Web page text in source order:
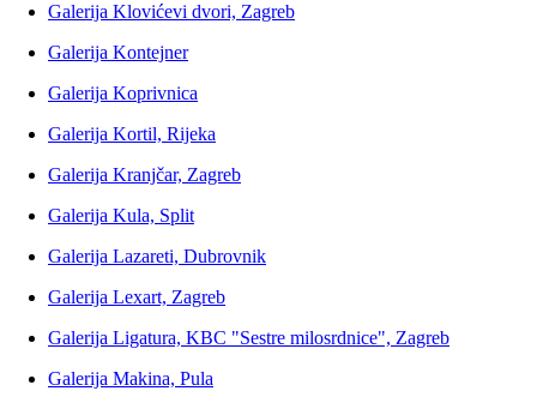
Galerija Klovićevi dvori, Zagreb
Galerija Kontejner
Galerija Koprivnica
Galerija Kortil, Rijeka
Galerija Kranjčar, Zagreb
Galerija Kula, Split
Galerija Lazareti, Dubrovnik
Galerija Lexart, Zagreb
Galerija Ligatura, KBC "Sestre milosrdnice", Zagreb
Galerija Makina, Pula